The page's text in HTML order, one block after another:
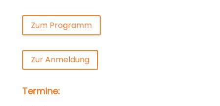
Zum Programm
Zur Anmeldung
Termine: